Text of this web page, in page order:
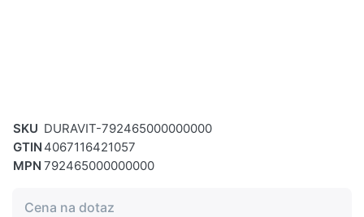
SKU DURAVIT-792465000000000
GTIN 4067116421057
MPN 792465000000000
Cena na dotaz